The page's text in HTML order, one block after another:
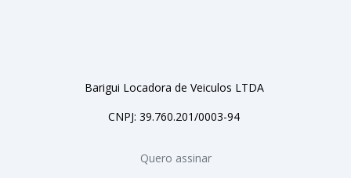
Barigui Locadora de Veiculos LTDA
CNPJ: 39.760.201/0003-94
Quero assinar